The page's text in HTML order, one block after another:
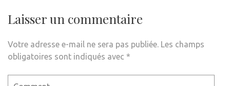
Laisser un commentaire
Votre adresse e-mail ne sera pas publiée. Les champs
obligatoires sont indiqués avec *